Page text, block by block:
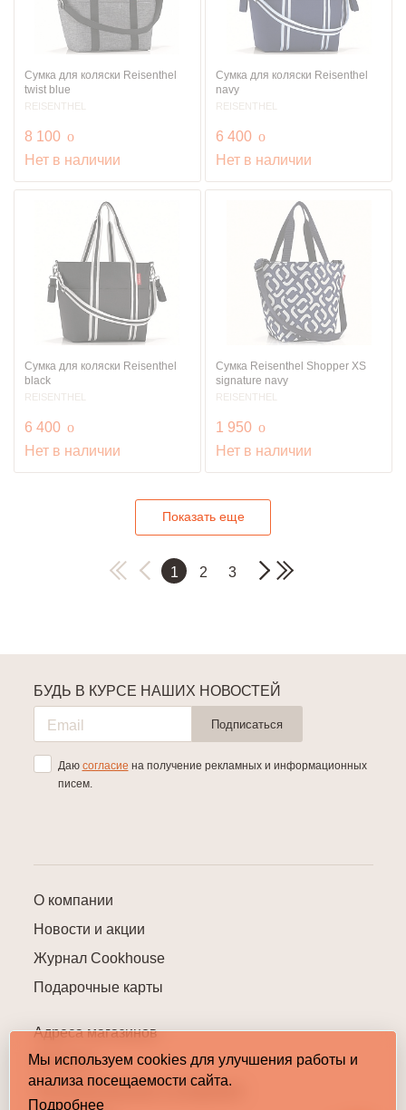
Сумка для коляски Reisenthel
twist blue
REISENTHEL
8 100 руб.
o
Нет в наличии
Сумка для коляски Reisenthel
navy
REISENTHEL
6 400 руб.
o
Нет в наличии
Сумка для коляски Reisenthel
black
REISENTHEL
6 400 руб.
o
Нет в наличии
Сумка Reisenthel Shopper XS
signature navy
REISENTHEL
1 950 руб.
o
Нет в наличии
Показать еще
1 2 3
О компании
Новости и акции
Журнал Cookhouse
Подарочные карты
Адреса магазинов
Контакты
Пользовательское соглашение
БУДЬ В КУРСЕ НАШИХ НОВОСТЕЙ
Подписаться
Даю согласие на получение рекламных и информационных
писем.
Мы используем cookies для улучшения работы и
анализа посещаемости сайта.
Подробнее